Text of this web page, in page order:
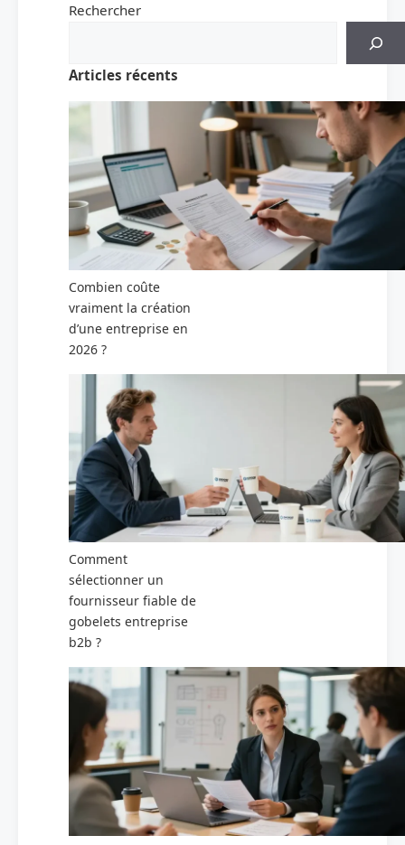
Rechercher
Articles récents
Combien coûte
vraiment la création
d’une entreprise en
2026 ?
Comment
sélectionner un
fournisseur fiable de
gobelets entreprise
b2b ?